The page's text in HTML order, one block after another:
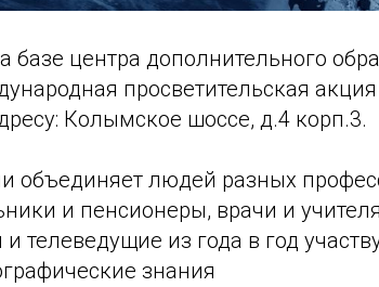
базе центра дополнительного
просветительская
Колымское шоссе, д.4 корп.3.
объединяет людей разных
и пенсионеры, врачи и
телеведущие из года в год
знания